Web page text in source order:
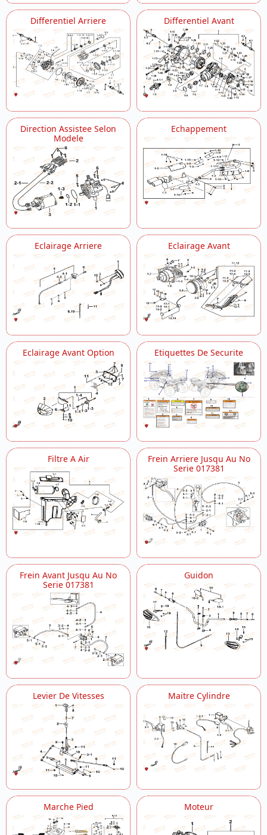
Differentiel Arriere Differentiel Avant
Direction Assistee Selon
Modele
Echappement
Eclairage Arriere Eclairage Avant
Eclairage Avant Option Etiquettes De Securite
Filtre A Air
Frein Arriere Jusqu Au No
Serie 017381
Frein Avant Jusqu Au No
Serie 017381
Guidon
Levier De Vitesses Maitre Cylindre
Marche Pied Moteur